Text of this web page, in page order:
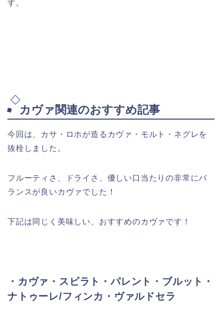
す。
カヴァ関連のおすすめ記事
今回は、カサ・ロホが造るカヴァ・モルト・ネグレを
抜栓しました。
フルーティさ、ドライさ、優しい口当たりの非常にバ
ランスが良いカヴァでした！
下記は同じく美味しい、おすすめのカヴァです！
・カヴァ・スビラト・パレント・ブルット・
ナトゥーレ/フィンカ・ヴァルドセラ